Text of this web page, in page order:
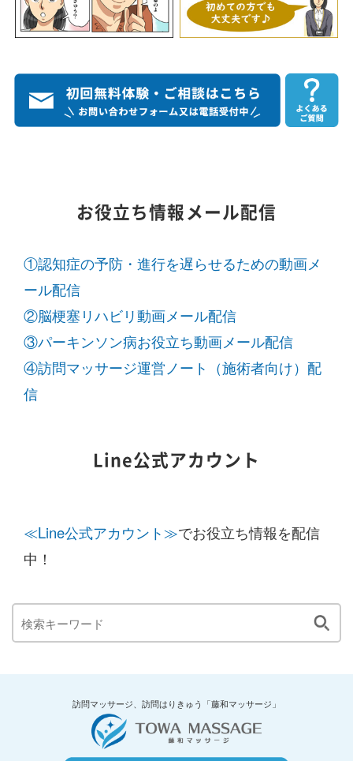
お役立ち情報メール配信
①認知症の予防・進行を遅らせるための動画メ
ール配信
②脳梗塞リハビリ動画メール配信
③パーキンソン病お役立ち動画メール配信
④訪問マッサージ運営ノート（施術者向け）配
信
Line公式アカウント
≪Line公式アカウント≫でお役立ち情報を配信
中！
訪問マッサージ、訪問はりきゅう「藤和マッサージ」